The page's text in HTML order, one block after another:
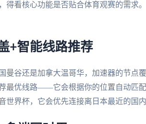
得看核心功能是否贴合体育观赛的需求
+智能线路推荐
曼谷还是加拿大温哥华，加速器的节点
最优线路——它会根据你的位置自动匹
世界杯，它会优先连接离日本最近的国